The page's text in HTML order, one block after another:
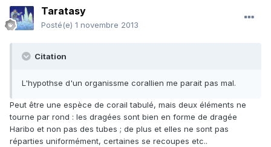
Taratasy
Posté(e) 1 novembre 2013
Citation
L'hypothse d'un organissme corallien me parait pas mal.
Peut être une espèce de corail tabulé, mais deux éléments ne
tourne par rond : les dragées sont bien en forme de dragée
Haribo et non pas des tubes ; de plus et elles ne sont pas
réparties uniformément, certaines se recoupes etc..